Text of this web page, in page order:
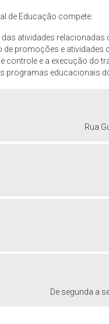
de Educação compete:
das atividades
de promoções e atividades
controle e a execução do
programas educacionais
Rua
De segunda a